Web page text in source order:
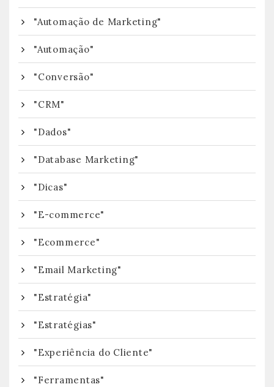
"Automação de Marketing"
"Automação"
"Conversão"
"CRM"
"Dados"
"Database Marketing"
"Dicas"
"E-commerce"
"Ecommerce"
"Email Marketing"
"Estratégia"
"Estratégias"
"Experiência do Cliente"
"Ferramentas"